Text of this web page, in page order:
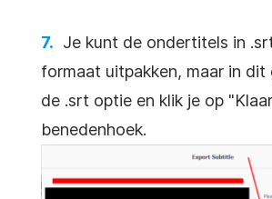
Je kunt de ondertitels in
formaat uitpakken, maar in dit
de .srt optie en klik je op
benedenhoek.